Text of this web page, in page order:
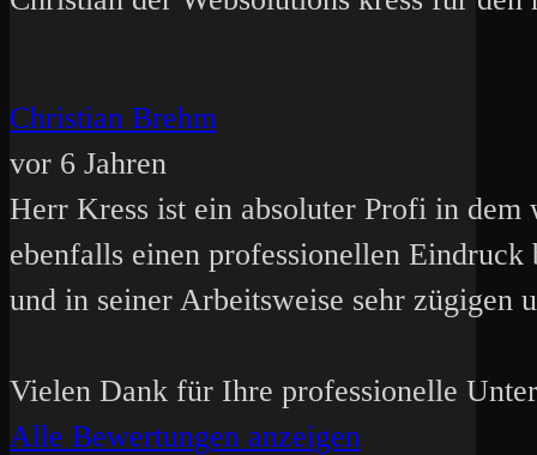
Christian Brehm
vor 6 Jahren
Herr Kress ist ein absoluter Profi in dem
ebenfalls einen professionellen
und in seiner Arbeitsweise sehr zügigen
Vielen Dank für Ihre professionelle
Alle Bewertungen anzeigen